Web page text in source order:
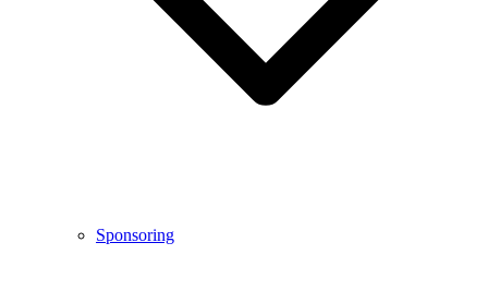
Sponsoring